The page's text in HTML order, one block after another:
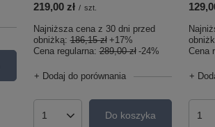
219,00 zł / szt.
Najniższa cena z 30 dni przed
obniżką:186,15 zł +17%
Cena regularna:289,00 zł -24%
+ Dodaj do porównania
Ilość produktówDo koszyka
Cena
+